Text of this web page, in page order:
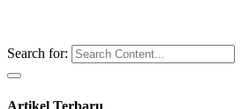
Search for:
Artikel Terbaru